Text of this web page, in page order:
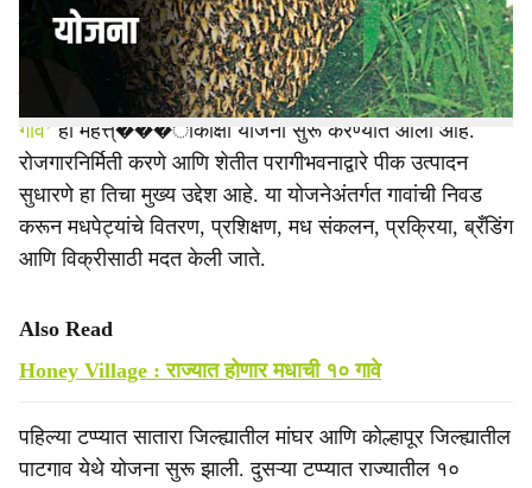
उपलब्ध होईल.
राज्यात मधमाशीपालन आणि मध उद्योगाला चालना देण्यासाठी‘मधाचे
गाव’ ही महत्त्���ाकांक्षी योजना सुरू करण्यात आली आहे.
रोजगारनिर्मिती करणे आणि शेतीत परागीभवनाद्वारे पीक उत्पादन
सुधारणे हा तिचा मुख्य उद्देश आहे. या योजनेअंतर्गत गावांची निवड
करून मधपेट्यांचे वितरण, प्रशिक्षण, मध संकलन, प्रक्रिया, ब्रँडिंग
आणि विक्रीसाठी मदत केली जाते.
Also Read
Honey Village : राज्यात होणार मधाची १० गावे
पहिल्या टप्प्यात सातारा जिल्ह्यातील मांघर आणि कोल्हापूर जिल्ह्यातील
पाटगाव येथे योजना सुरू झाली. दुसऱ्या टप्प्यात राज्यातील १०